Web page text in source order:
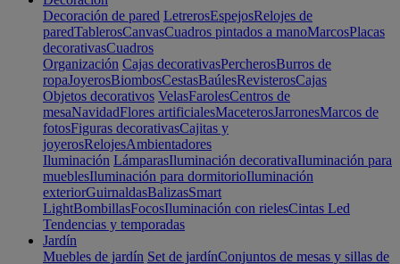
Decoración de pared LetrerosEspejosRelojes de
paredTablerosCanvasCuadros pintados a manoMarcosPlacas
decorativasCuadros
Organización Cajas decorativasPercherosBurros de
ropaJoyerosBiombosCestasBaúlesRevisterosCajas
Objetos decorativos VelasFarolesCentros de
mesaNavidadFlores artificialesMaceterosJarronesMarcos de
fotosFiguras decorativasCajitas y
joyerosRelojesAmbientadores
Iluminación LámparasIluminación decorativaIluminación para
mueblesIluminación para dormitorioIluminación
exteriorGuirnaldasBalizasSmart
LightBombillasFocosIluminación con rielesCintas Led
Tendencias y temporadas
Jardín
Muebles de jardín Set de jardínConjuntos de mesas y sillas de